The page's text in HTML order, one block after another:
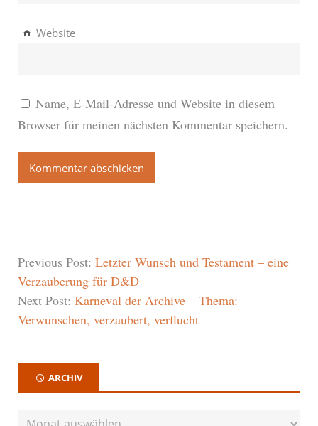
Website
Name, E-Mail-Adresse und Website in diesem
Browser für meinen nächsten Kommentar speichern.
Previous Post: Letzter Wunsch und Testament – eine
Verzauberung für D&D
Next Post: Karneval der Archive – Thema:
Verwunschen, verzaubert, verflucht
ARCHIV